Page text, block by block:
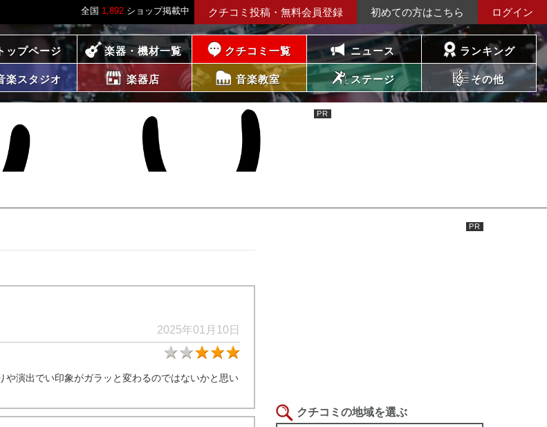
全国 1,892 ショップ掲載中 クチコミ投稿・無料会員登録 初めての方はこちら ログイン
ップページ 楽器・機材一覧 クチコミ一覧 ニュース ランキング
楽スタジオ 楽器店 音楽教室 ステージ その他
2025年01月10日
演出でい印象がガラッと変わるのではないかと思い
クチコミの地域を選ぶ